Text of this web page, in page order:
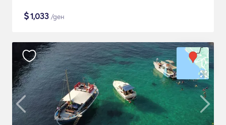
$1,033 /ден